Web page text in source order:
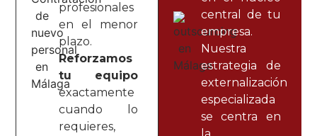
profesionales
en el menor
plazo.
Reforzamos
tu equipo
exactamente
cuando lo
requieres,
central de tu
empresa.
Nuestra
estrategia de
externalización
especializada
se centra en
la